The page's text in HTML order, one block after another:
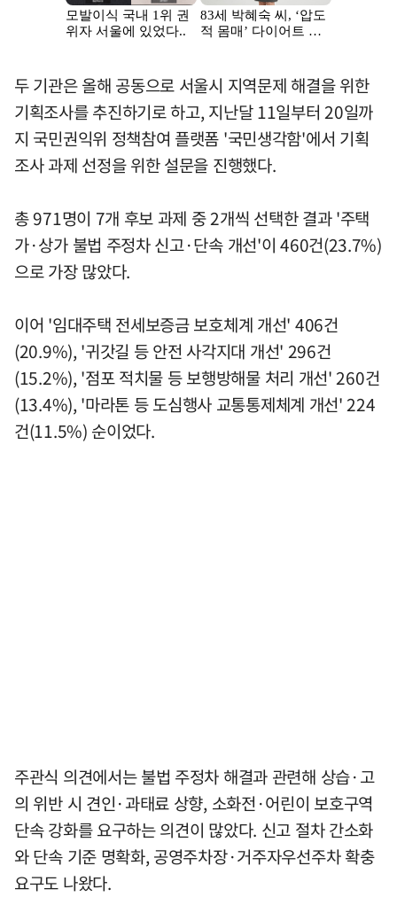
두 기관은 올해 공동으로 서울시 지역문제 해결을 위한
기획조사를 추진하기로 하고, 지난달 11일부터 20일까
지 국민권익위 정책참여 플랫폼 '국민생각함'에서 기획
조사 과제 선정을 위한 설문을 진행했다.
총 971명이 7개 후보 과제 중 2개씩 선택한 결과 '주택
가·상가 불법 주정차 신고·단속 개선'이 460건(23.7%)
으로 가장 많았다.
이어 '임대주택 전세보증금 보호체계 개선' 406건
(20.9%), '귀갓길 등 안전 사각지대 개선' 296건
(15.2%), '점포 적치물 등 보행방해물 처리 개선' 260건
(13.4%), '마라톤 등 도심행사 교통통제체계 개선' 224
건(11.5%) 순이었다.
주관식 의견에서는 불법 주정차 해결과 관련해 상습·고
의 위반 시 견인·과태료 상향, 소화전·어린이 보호구역
단속 강화를 요구하는 의견이 많았다. 신고 절차 간소화
와 단속 기준 명확화, 공영주차장·거주자우선주차 확충
요구도 나왔다.